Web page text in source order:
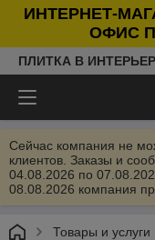
ИНТЕРНЕТ-
ОФИС
ПЛИТКА В
Сейчас компания не
клиентов. Заказы и
04.08.2026 по
08.08.2026 компания
Товары и услуги